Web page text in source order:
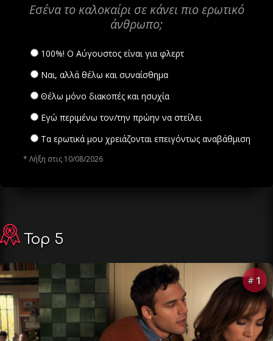
Εσένα το καλοκαίρι σε κάνει πιο ερωτικό
άνθρωπο;
100%! Ο Αύγουστος είναι για φλερτ
Ναι, αλλά θέλω και συναίσθημα
Θέλω μόνο διακοπές και ησυχία
Εγώ περιμένω τον/την πρώην να στείλει
Τα ερωτικά μου χρειάζονται επειγόντως αναβάθμιση
* Λήξη στις 10/08/2026
Top 5
# 1